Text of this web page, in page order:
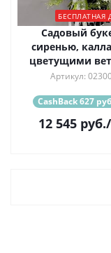
БЕСПЛАТНАЯ
Садовый
сиренью,
цветущими
Артикул:
CashBack 627
12 545руб.